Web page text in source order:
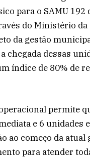
para o SAMU
do Ministério
da gestão
chegada dessas
índice de 80% de
permite
e 6 unidades
ao começo da
para atender